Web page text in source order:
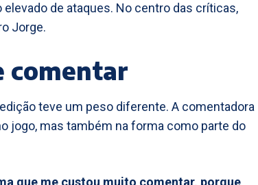
de ataques. No centro das críticas,
Jorge.
comentar
teve um peso diferente. A comentadora
jogo, mas também na forma como parte do
que me custou muito comentar, porque